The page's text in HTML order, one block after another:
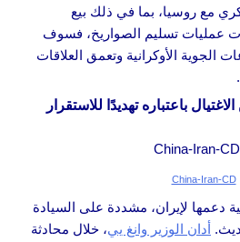
مع روسيا، بما في ذلك بيع
عمليات تسليم الصواريخ، فسوف
الجوية الأوكرانية وتعمق العلاقات
باعتباره تهديدًا للاستقرار
China-Iran-CD
دعمها لإيران، مشددة على السيادة
أدان الوزير وانغ يي، خلال محادثة